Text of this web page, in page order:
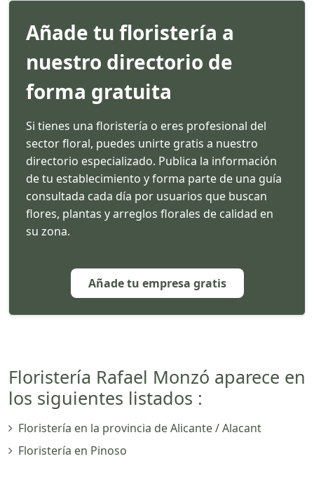
Añade tu floristería a
nuestro directorio de
forma gratuita
Si tienes una floristería o eres profesional del
sector floral, puedes unirte gratis a nuestro
directorio especializado. Publica la información
de tu establecimiento y forma parte de una guía
consultada cada día por usuarios que buscan
flores, plantas y arreglos florales de calidad en
su zona.
Añade tu empresa gratis
Floristería Rafael Monzó aparece en
los siguientes listados :
Floristería en la provincia de Alicante / Alacant
Floristería en Pinoso